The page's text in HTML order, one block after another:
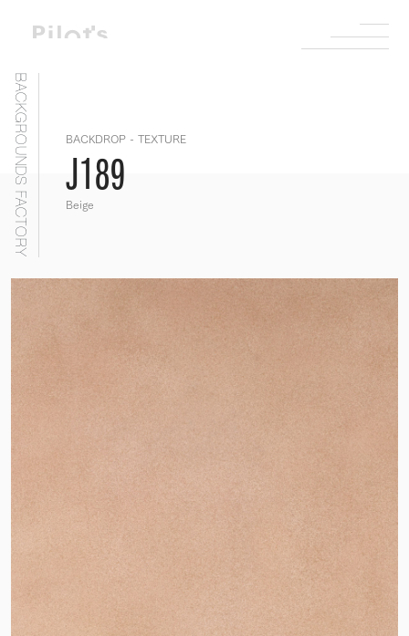
BACKGROUNDS FACTORY BACKDROP - TEXTURE
J189
Beige